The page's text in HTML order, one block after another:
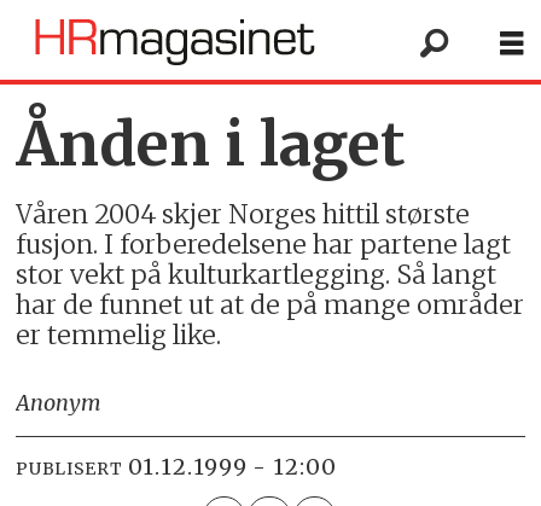
Ånden i laget
Våren 2004 skjer Norges hittil største
fusjon. I forberedelsene har partene lagt
stor vekt på kulturkartlegging. Så langt
har de funnet ut at de på mange områder
er temmelig like.
Anonym
PUBLISERT 01.12.1999 - 12:00